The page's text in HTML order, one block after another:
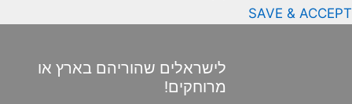
SAVE & ACCEPT
לישראלים שהוריהם בארץ או
מרוחקים!